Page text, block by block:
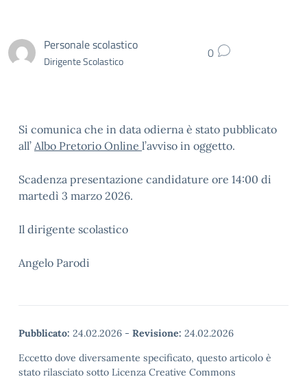
Personale scolastico
Dirigente Scolastico 0
Si comunica che in data odierna è stato pubblicato
all’ Albo Pretorio Online l’avviso in oggetto.
Scadenza presentazione candidature ore 14:00 di
martedì 3 marzo 2026.
Il dirigente scolastico
Angelo Parodi
Pubblicato: 24.02.2026 - Revisione: 24.02.2026
Eccetto dove diversamente specificato, questo articolo è
stato rilasciato sotto Licenza Creative Commons